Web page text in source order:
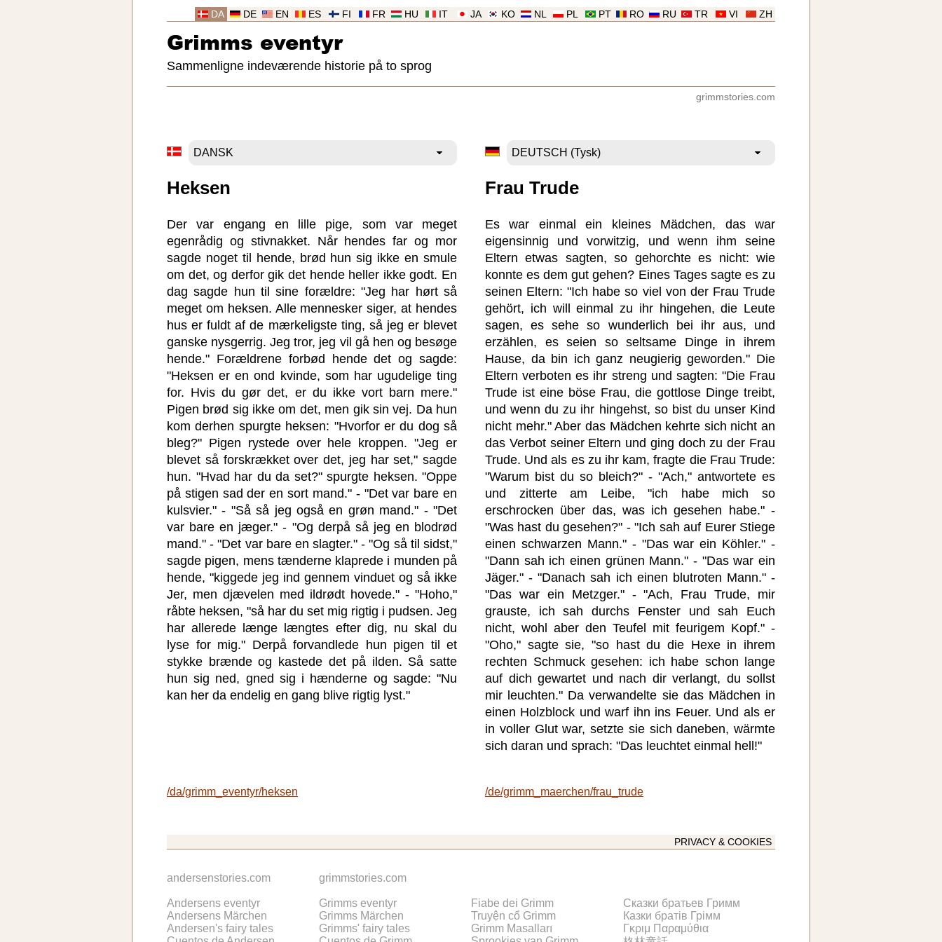
ZH
VI
TR
RU
RO
PT
PL
NL
KO
JA
IT
HU
FR
FI
ES
EN
DE
DA
Grimms eventyr
Sammenligne indeværende historie på to sprog
grimmstories.com
Heksen Frau Trude
Der var engang en lille pige, som var meget
egenrådig og stivnakket. Når hendes far og mor
sagde noget til hende, brød hun sig ikke en smule
om det, og derfor gik det hende heller ikke godt. En
dag sagde hun til sine forældre: "Jeg har hørt så
meget om heksen. Alle mennesker siger, at hendes
hus er fuldt af de mærkeligste ting, så jeg er blevet
ganske nysgerrig. Jeg tror, jeg vil gå hen og besøge
hende." Forældrene forbød hende det og sagde:
"Heksen er en ond kvinde, som har ugudelige ting
for. Hvis du gør det, er du ikke vort barn mere."
Pigen brød sig ikke om det, men gik sin vej. Da hun
kom derhen spurgte heksen: "Hvorfor er du dog så
bleg?" Pigen rystede over hele kroppen. "Jeg er
blevet så forskrækket over det, jeg har set," sagde
hun. "Hvad har du da set?" spurgte heksen. "Oppe
på stigen sad der en sort mand." - "Det var bare en
kulsvier." - "Så så jeg også en grøn mand." - "Det
var bare en jæger." - "Og derpå så jeg en blodrød
mand." - "Det var bare en slagter." - "Og så til sidst,"
sagde pigen, mens tænderne klaprede i munden på
hende, "kiggede jeg ind gennem vinduet og så ikke
Jer, men djævelen med ildrødt hovede." - "Hoho,"
råbte heksen, "så har du set mig rigtig i pudsen. Jeg
har allerede længe længtes efter dig, nu skal du
lyse for mig." Derpå forvandlede hun pigen til et
stykke brænde og kastede det på ilden. Så satte
hun sig ned, gned sig i hænderne og sagde: "Nu
kan her da endelig en gang blive rigtig lyst."
Es war einmal ein kleines Mädchen, das war
eigensinnig und vorwitzig, und wenn ihm seine
Eltern etwas sagten, so gehorchte es nicht: wie
konnte es dem gut gehen? Eines Tages sagte es zu
seinen Eltern: "Ich habe so viel von der Frau Trude
gehört, ich will einmal zu ihr hingehen, die Leute
sagen, es sehe so wunderlich bei ihr aus, und
erzählen, es seien so seltsame Dinge in ihrem
Hause, da bin ich ganz neugierig geworden." Die
Eltern verboten es ihr streng und sagten: "Die Frau
Trude ist eine böse Frau, die gottlose Dinge treibt,
und wenn du zu ihr hingehst, so bist du unser Kind
nicht mehr." Aber das Mädchen kehrte sich nicht an
das Verbot seiner Eltern und ging doch zu der Frau
Trude. Und als es zu ihr kam, fragte die Frau Trude:
"Warum bist du so bleich?" - "Ach," antwortete es
und zitterte am Leibe, "ich habe mich so
erschrocken über das, was ich gesehen habe." -
"Was hast du gesehen?" - "Ich sah auf Eurer Stiege
einen schwarzen Mann." - "Das war ein Köhler." -
"Dann sah ich einen grünen Mann." - "Das war ein
Jäger." - "Danach sah ich einen blutroten Mann." -
"Das war ein Metzger." - "Ach, Frau Trude, mir
grauste, ich sah durchs Fenster und sah Euch
nicht, wohl aber den Teufel mit feurigem Kopf." -
"Oho," sagte sie, "so hast du die Hexe in ihrem
rechten Schmuck gesehen: ich habe schon lange
auf dich gewartet und nach dir verlangt, du sollst
mir leuchten." Da verwandelte sie das Mädchen in
einen Holzblock und warf ihn ins Feuer. Und als er
in voller Glut war, setzte sie sich daneben, wärmte
sich daran und sprach: "Das leuchtet einmal hell!"
/da/grimm_eventyr/heksen /de/grimm_maerchen/frau_trude
PRIVACY & COOKIES
andersenstories.com
Andersens eventyr
Andersens Märchen
Andersen's fairy tales
grimmstories.com
Grimms eventyr
Grimms Märchen
Grimms' fairy tales
Fiabe dei Grimm
Truyện cổ Grimm
Grimm Masalları
Сказки братьев Гримм
Казки братів Грімм
Γκριμ Παραμύθια